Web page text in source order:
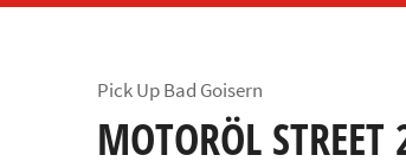
Pick Up Bad Goisern
MOTORÖL STREET